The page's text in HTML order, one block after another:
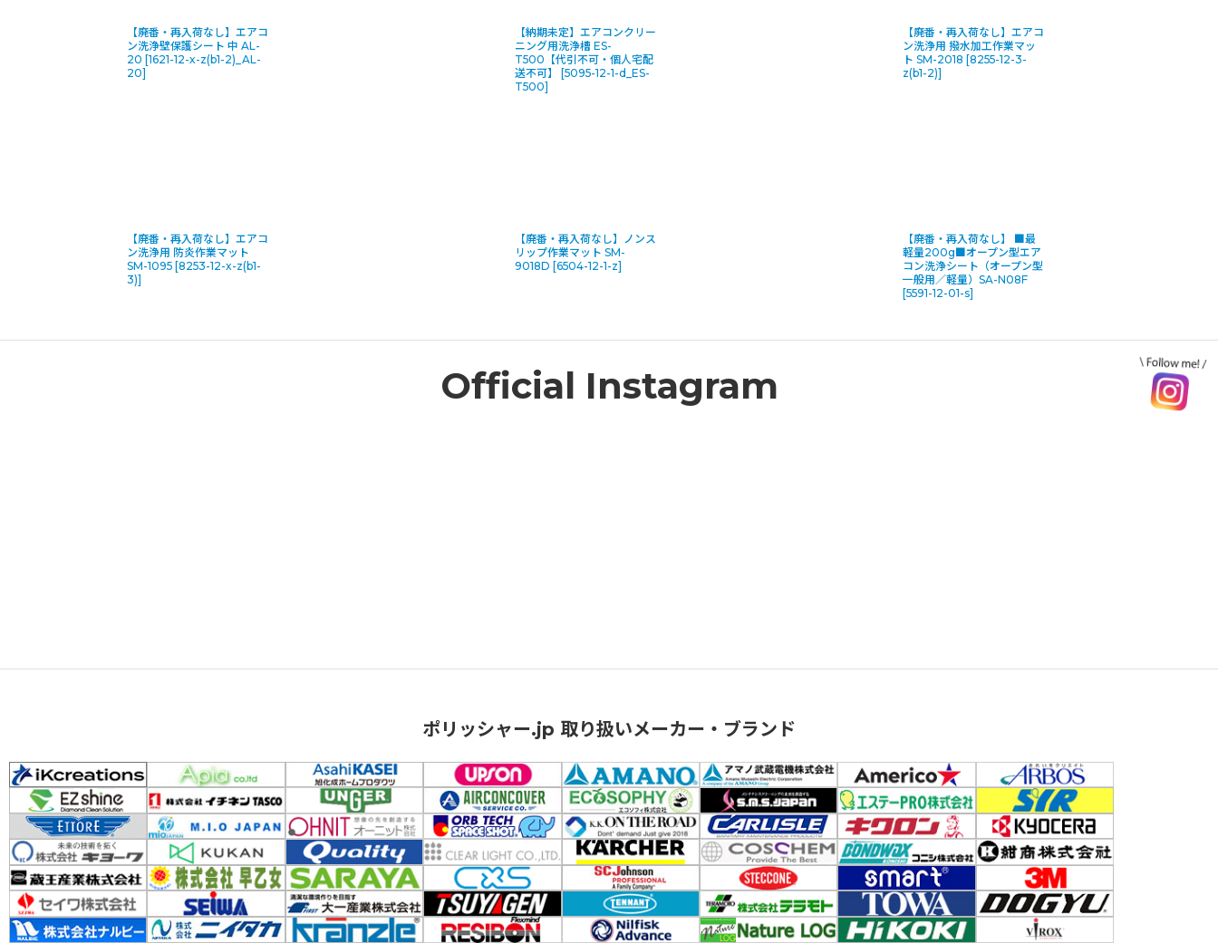
【廃番・再入荷なし】エアコ
ン洗浄壁保護シート 中 AL-
20 [1621-12-x-z(b1-2)_AL-
20]
【納期未定】エアコンクリー
ニング用洗浄槽 ES-
T500【代引不可・個人宅配
送不可】
[5095-12-1-d_ES-
T500]
【廃番・再入荷なし】エアコ
ン洗浄用 撥水加工作業マッ
ト SM-2018 [8255-12-3-
z(b1-2)]
【廃番・再入荷なし】エアコ
ン洗浄用 防炎作業マット
SM-1095 [8253-12-x-z(b1-
3)]
【廃番・再入荷なし】ノンス
リップ作業マット SM-
9018D [6504-12-1-z]
【廃番・再入荷なし】 ■最
軽量200g■オープン型エア
コン洗浄シート（オープン型
一般用／軽量）SA-N08F
[5591-12-01-s]
Official Instagram
ポリッシャー.jp 取り扱いメーカー・ブランド